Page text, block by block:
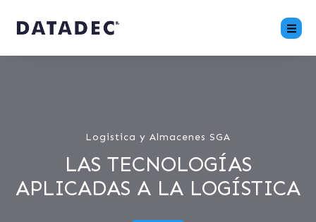
Logistica y Almacenes SGA
LAS TECNOLOGÍAS
APLICADAS A LA LOGÍSTICA